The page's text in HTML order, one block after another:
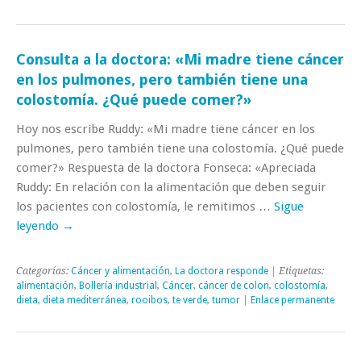
Consulta a la doctora: «Mi madre tiene cáncer
en los pulmones, pero también tiene una
colostomía. ¿Qué puede comer?»
Hoy nos escribe Ruddy: «Mi madre tiene cáncer en los
pulmones, pero también tiene una colostomía. ¿Qué puede
comer?» Respuesta de la doctora Fonseca: «Apreciada
Ruddy: En relación con la alimentación que deben seguir
los pacientes con colostomía, le remitimos … Sigue
leyendo →
Categorías: Cáncer y alimentación, La doctora responde | Etiquetas:
alimentación, Bollería industrial , Cáncer, cáncer de colon, colostomía,
dieta, dieta mediterránea, rooibos, te verde, tumor Enlace permanente